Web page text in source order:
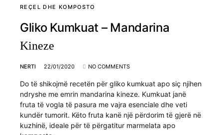
REÇEL DHE KOMPOSTO
Gliko Kumkuat – Mandarina
Kineze
NERTI 22/01/2020 NO COMMENTS
Do të shikojmë recetën për gliko kumkuat apo siç njihen
ndryshe me emrin mandarina kineze. Kumkuat janë
fruta të vogla të pasura me vajra esenciale dhe veti
kundër tumorit. Këto fruta kanë një përdorim të gjerë në
kuzhinë, ideale për të përgatitur marmelata apo